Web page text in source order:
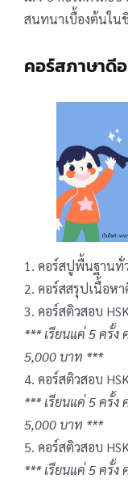
สนทนาเบื้องต้นใน
คอร์สภาษาดี
1. คอร์สปูพื้นฐานทั่
2. คอร์สสรุปเนื้อห
3. คอร์สติวสอบ
*** เรียนแค่ 5 ครั้ง
5,000 บาท ***
4. คอร์สติวสอบ
*** เรียนแค่ 5 ครั้ง
5,000 บาท ***
5. คอร์สติวสอบ
*** เรียนแค่ 5 ครั้ง